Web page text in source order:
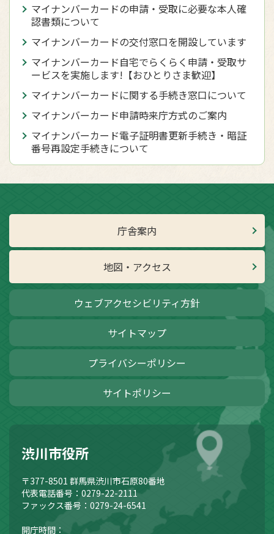
マイナンバーカードの申請・受取に必要な本人確
認書類について
マイナンバーカードの交付窓口を開設しています
マイナンバーカード自宅でらくらく申請・受取サ
ービスを実施します!【おひとりさま歓迎】
マイナンバーカードに関する手続き窓口について
マイナンバーカード申請時来庁方式のご案内
マイナンバーカード電子証明書更新手続き・暗証
番号再設定手続きについて
庁舎案内
地図・アクセス
ウェブアクセシビリティ方針
サイトマップ
プライバシーポリシー
サイトポリシー
渋川市役所
〒377-8501 群馬県渋川市石原80番地
代表電話番号：0279-22-2111
ファックス番号：0279-24-6541
開庁時間：